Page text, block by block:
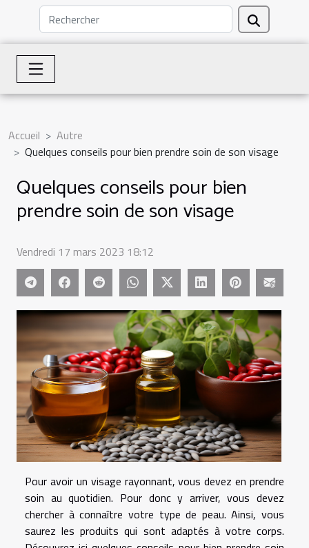
Accueil
Autre
Quelques conseils pour bien prendre soin de son visage
Quelques conseils pour bien
prendre soin de son visage
Vendredi 17 mars 2023 18:12
Pour avoir un visage rayonnant, vous devez en prendre
soin au quotidien. Pour donc y arriver, vous devez
chercher à connaître votre type de peau. Ainsi, vous
saurez les produits qui sont adaptés à votre corps.